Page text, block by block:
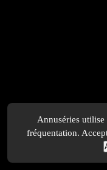
Annuséries
fréquentation.